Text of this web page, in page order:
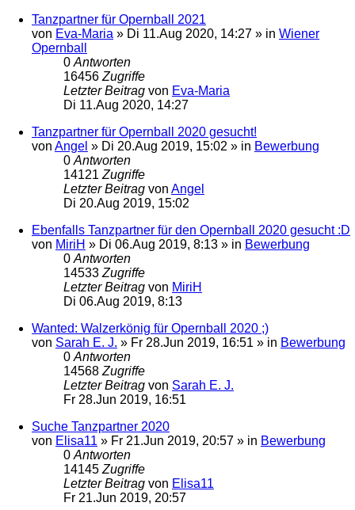
Tanzpartner für Opernball 2021
von Eva-Maria » Di 11.Aug 2020, 14:27 » in Wiener
Opernball
0 Antworten
16456 Zugriffe
Letzter Beitrag von Eva-Maria
Di 11.Aug 2020, 14:27
Tanzpartner für Opernball 2020 gesucht!
von Angel » Di 20.Aug 2019, 15:02 » in Bewerbung
0 Antworten
14121 Zugriffe
Letzter Beitrag von Angel
Di 20.Aug 2019, 15:02
Ebenfalls Tanzpartner für den Opernball 2020 gesucht :D
von MiriH » Di 06.Aug 2019, 8:13 » in Bewerbung
0 Antworten
14533 Zugriffe
Letzter Beitrag von MiriH
Di 06.Aug 2019, 8:13
Wanted: Walzerkönig für Opernball 2020 ;)
von Sarah E. J. » Fr 28.Jun 2019, 16:51 » in Bewerbung
0 Antworten
14568 Zugriffe
Letzter Beitrag von Sarah E. J.
Fr 28.Jun 2019, 16:51
Suche Tanzpartner 2020
von Elisa11 » Fr 21.Jun 2019, 20:57 » in Bewerbung
0 Antworten
14145 Zugriffe
Letzter Beitrag von Elisa11
Fr 21.Jun 2019, 20:57